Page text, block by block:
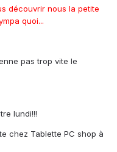
découvrir nous la petite
quoi...
pas trop vite le
lundi!!!
chez Tablette PC shop à